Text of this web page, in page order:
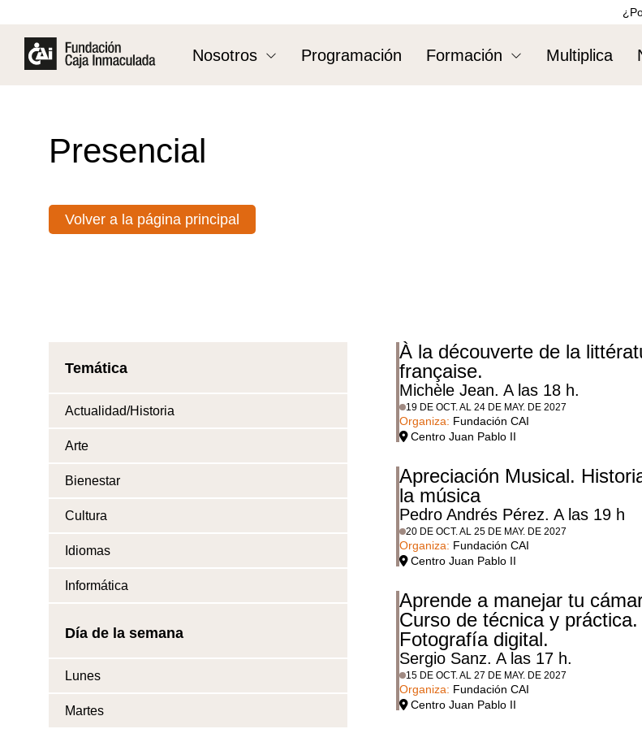
Nosotros Programación Formación Multiplica
Presencial
Volver a la página principal
Temática
Actualidad/Historia
Arte
Bienestar
Cultura
Idiomas
Informática
Día de la semana
Lunes
Martes
À la découverte de la
française.
Michèle Jean. A las 18 h.
19 DE OCT. AL 24 DE MAY. DE 2027
Organiza: Fundación CAI
Centro Juan Pablo II
Apreciación Musical.
la música
Pedro Andrés Pérez. A las 19 h
20 DE OCT. AL 25 DE MAY. DE 2027
Organiza: Fundación CAI
Centro Juan Pablo II
Aprende a manejar tu
Curso de técnica y práctica.
Fotografía digital.
Sergio Sanz. A las 17 h.
15 DE OCT. AL 27 DE MAY. DE 2027
Organiza: Fundación CAI
Centro Juan Pablo II